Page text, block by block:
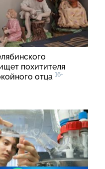
похитителя
отца 16+